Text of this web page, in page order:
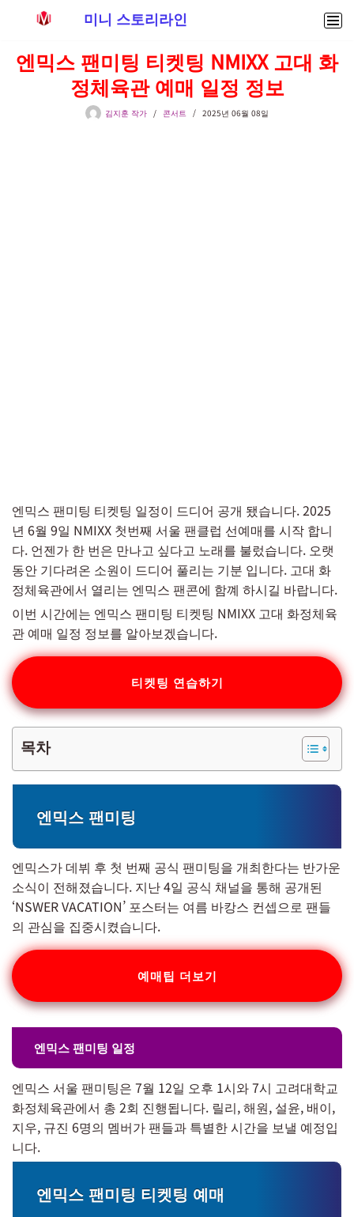
텐
미니 스토리라인
엔믹스 팬미팅 티켓팅 NMIXX 고대 화
정체육관 예매 일정 정보
김지훈 작가 콘서트 2025년 06월 08일
엔믹스 팬미팅 티켓팅 일정이 드디어 공개 됐습니다. 2025
년 6월 9일 NMIXX 첫번째 서울 팬클럽 선예매를 시작 합니
다. 언젠가 한 번은 만나고 싶다고 노래를 불렀습니다. 오랫
동안 기다려온 소원이 드디어 풀리는 기분 입니다. 고대 화
정체육관에서 열리는 엔믹스 팬콘에 함꼐 하시길 바랍니다.
이번 시간에는 엔믹스 팬미팅 티켓팅 NMIXX 고대 화정체육
관 예매 일정 정보를 알아보겠습니다.
티켓팅 연습하기
목차
엔믹스 팬미팅
엔믹스가 데뷔 후 첫 번째 공식 팬미팅을 개최한다는 반가운
소식이 전해졌습니다. 지난 4일 공식 채널을 통해 공개된
‘NSWER VACATION’ 포스터는 여름 바캉스 컨셉으로 팬들
의 관심을 집중시켰습니다.
예매팁 더보기
엔믹스 팬미팅 일정
엔믹스 서울 팬미팅은 7월 12일 오후 1시와 7시 고려대학교
화정체육관에서 총 2회 진행됩니다. 릴리, 해원, 설윤, 배이,
지우, 규진 6명의 멤버가 팬들과 특별한 시간을 보낼 예정입
니다.
엔믹스 팬미팅 티켓팅 예매